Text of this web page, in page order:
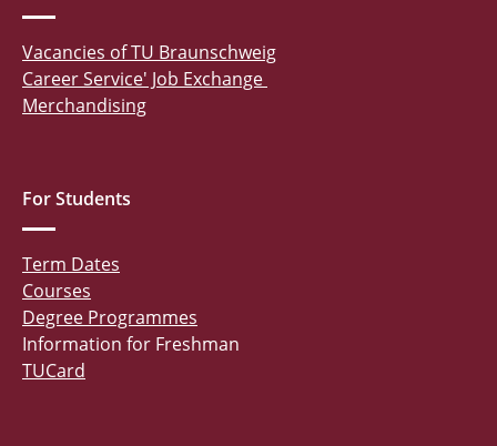
Vacancies of TU Braunschweig
Career Service' Job Exchange
Merchandising
For Students
Term Dates
Courses
Degree Programmes
Information for Freshman
TUCard